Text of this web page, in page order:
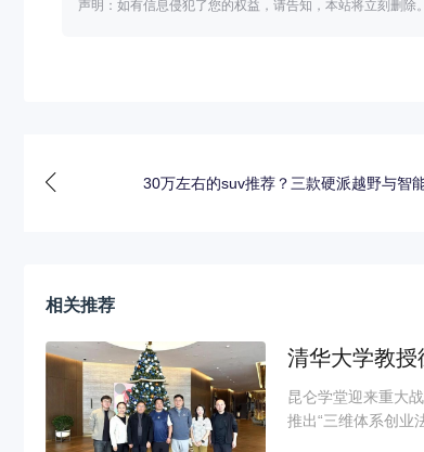
声明：如有信息侵犯了您的权益，请告知，本站将立刻删除。
30万左右的suv推荐？三款硬派越野与智
相关推荐
清华大学教
昆仑学堂迎来重大
推出“三维体系创业